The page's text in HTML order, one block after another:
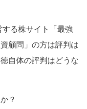
る株サイト「最強
顧問」の方は評判は
自体の評判はどうな
？